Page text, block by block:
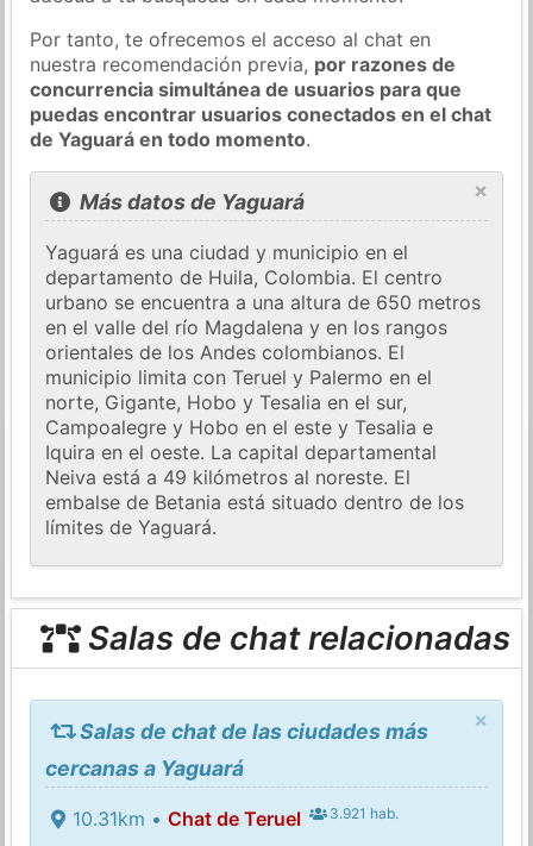
Por tanto, te ofrecemos el acceso al chat en
nuestra recomendación previa, por razones de
concurrencia simultánea de usuarios para que
puedas encontrar usuarios conectados en el chat
de Yaguará en todo momento.
×
Más datos de Yaguará
Yaguará es una ciudad y municipio en el
departamento de Huila, Colombia. El centro
urbano se encuentra a una altura de 650 metros
en el valle del río Magdalena y en los rangos
orientales de los Andes colombianos. El
municipio limita con Teruel y Palermo en el
norte, Gigante, Hobo y Tesalia en el sur,
Campoalegre y Hobo en el este y Tesalia e
Iquira en el oeste. La capital departamental
Neiva está a 49 kilómetros al noreste. El
embalse de Betania está situado dentro de los
límites de Yaguará.
Salas de chat relacionadas
×
Salas de chat de las ciudades más
cercanas a Yaguará
10.31km • Chat de Teruel 3.921 hab.